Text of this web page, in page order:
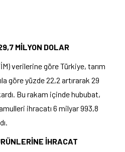
MİLYON DOLAR
verilerine göre Türkiye, tarım
göre yüzde 22,2 artırarak 29
Bu rakam içinde hububat,
ihracatı 6 milyar 993,8
İHRACAT